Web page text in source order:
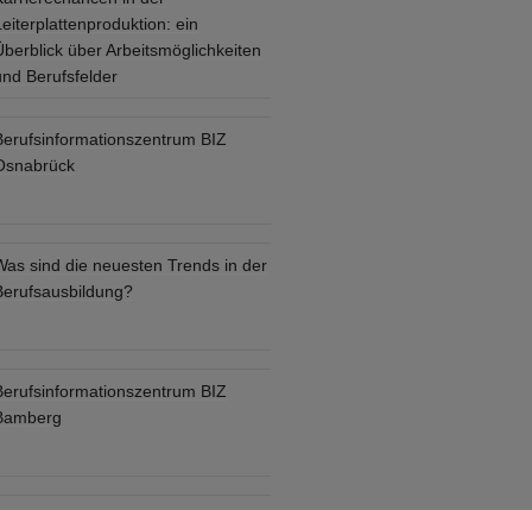
ein
über Arbeitsmöglichkeiten
Berufsfelder
BIZ
sind die neuesten Trends in der
BIZ